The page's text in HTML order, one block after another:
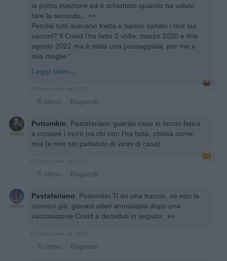
la prima iniezione ed è schiattato quando ha voluto
fare la seconda... 👀
Perchè tutti avevano fretta e hanno saltato i test sui
vaccini? Il Covid l'ho fatto 2 volte, marzo 2020 e fine
agosto 2022 ma é stato una passaggiata, per me e
mia moglie "
Leggi tutto...
1
29 Giugno alle ore 17:27
· Ti stimo · Rispondi
Potiomkin: Pastafariano guarda caso io faccio fatica
a contare i morti tra chi non l'ha fatta, chissà come
mai (e non sto parlando di vicini di casa)
1
29 Giugno alle ore 18:12
· Ti stimo · Rispondi
Pastafariano: Potiomkin Ti do una traccia, se non la
conosci già: giovani atleti ammalatisi dopo una
vaccinazione Covid e deceduti in seguito...👀
29 Giugno alle ore 18:35
· Ti stimo · Rispondi